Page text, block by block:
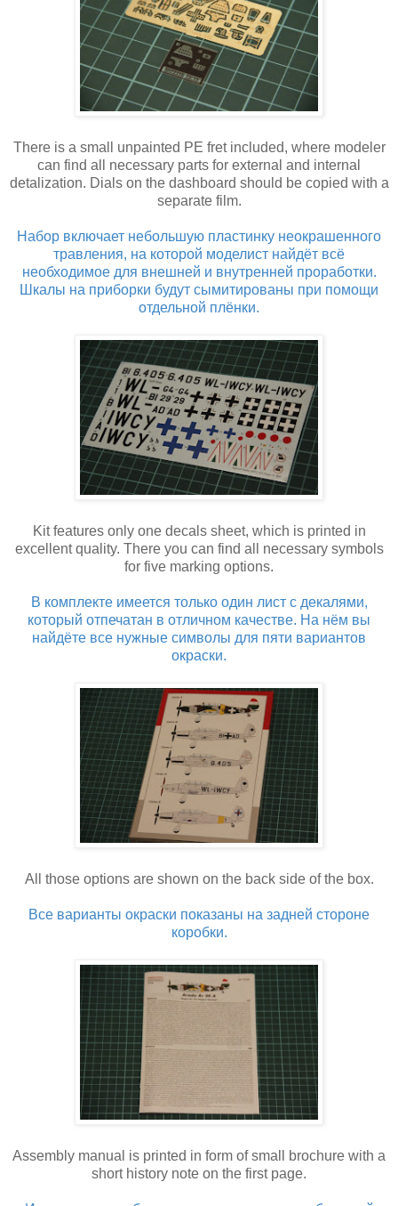
There is a small unpainted PE fret included, where modeler
can find all necessary parts for external and internal
detalization. Dials on the dashboard should be copied with a
separate film.
Набор включает небольшую пластинку неокрашенного
травления, на которой моделист найдёт всё
необходимое для внешней и внутренней проработки.
Шкалы на приборки будут сымитированы при помощи
отдельной плёнки.
Kit features only one decals sheet, which is printed in
excellent quality. There you can find all necessary symbols
for five marking options.
В комплекте имеется только один лист с декалями,
который отпечатан в отличном качестве. На нём вы
найдёте все нужные символы для пяти вариантов
окраски.
All those options are shown on the back side of the box.
Все варианты окраски показаны на задней стороне
коробки.
Assembly manual is printed in form of small brochure with a
short history note on the first page.